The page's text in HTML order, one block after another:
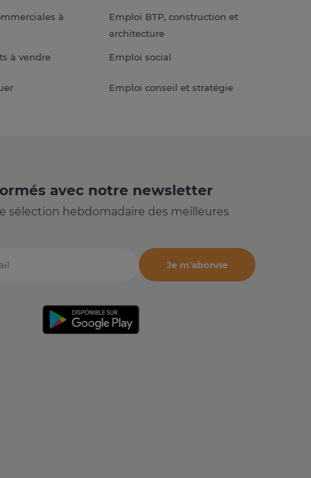
à
à vendre
Emploi BTP, construction et
architecture
Emploi social
Emploi conseil et stratégie
avec notre newsletter
sélection hebdomadaire des meilleures
Je m'abonne